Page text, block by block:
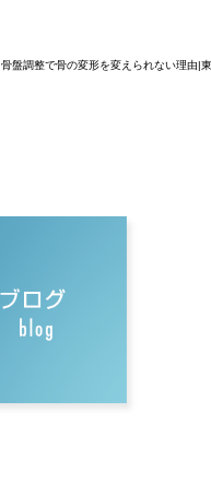
骨盤調整で骨の変形を変えられない理由|